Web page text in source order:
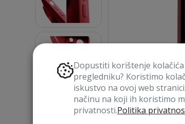
Dopustiti korištenje
pregledniku? Koristimo
iskustvo na ovoj web
načinu na koji ih koristimo
privatnosti.Politika